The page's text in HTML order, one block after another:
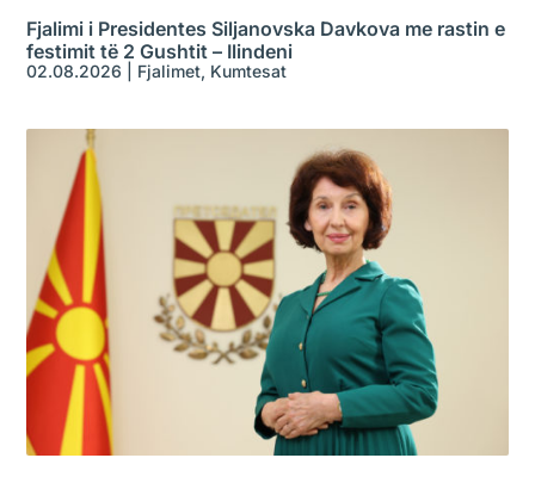
Fjalimi i Presidentes Siljanovska Davkova me rastin e
festimit të 2 Gushtit – Ilindeni
02.08.2026 Fjalimet, Kumtesat